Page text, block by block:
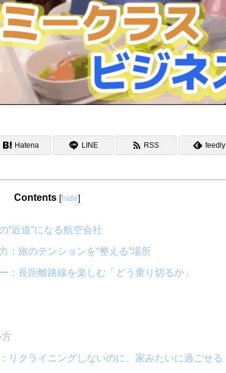
Hatena LINE RSS feedly
Contents [hide]
“近道”になる航空会社
：旅のテンションを“整える”場所
：長距離路線を楽しむ「どう乗り切るか」
方
リクライニングしないのに、家みたいに過ごせる